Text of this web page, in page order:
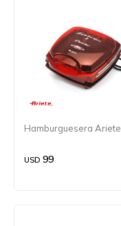
Hamburguesera Ariete
USD 99